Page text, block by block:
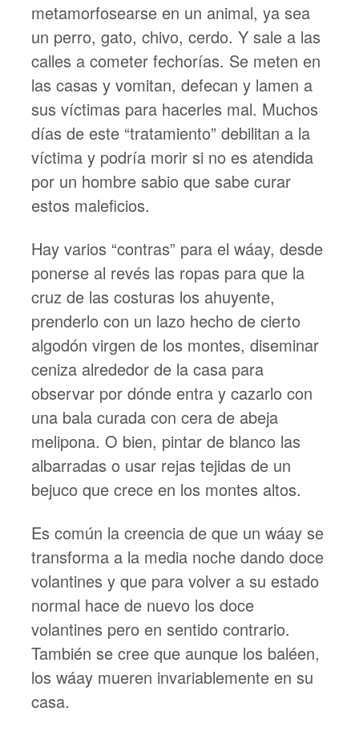
metamorfosearse en un animal, ya sea
un perro, gato, chivo, cerdo. Y sale a las
calles a cometer fechorías. Se meten en
las casas y vomitan, defecan y lamen a
sus víctimas para hacerles mal. Muchos
días de este “tratamiento” debilitan a la
víctima y podría morir si no es atendida
por un hombre sabio que sabe curar
estos maleficios.
Hay varios “contras” para el wáay, desde
ponerse al revés las ropas para que la
cruz de las costuras los ahuyente,
prenderlo con un lazo hecho de cierto
algodón virgen de los montes, diseminar
ceniza alrededor de la casa para
observar por dónde entra y cazarlo con
una bala curada con cera de abeja
melipona. O bien, pintar de blanco las
albarradas o usar rejas tejidas de un
bejuco que crece en los montes altos.
Es común la creencia de que un wáay se
transforma a la media noche dando doce
volantines y que para volver a su estado
normal hace de nuevo los doce
volantines pero en sentido contrario.
También se cree que aunque los baléen,
los wáay mueren invariablemente en su
casa.